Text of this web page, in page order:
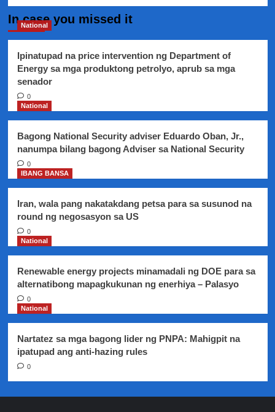
DOH
ng
mga
In case you missed it
National
Ipinatupad na price intervention ng Department of
Energy sa mga produktong petrolyo, aprub sa mga
senador
0
National
Bagong National Security adviser Eduardo Oban, Jr.,
nanumpa bilang bagong Adviser sa National Security
0
IBANG BANSA
Iran, wala pang nakatakdang petsa para sa susunod na
round ng negosasyon sa US
0
National
Renewable energy projects minamadali ng DOE para sa
alternatibong mapagkukunan ng enerhiya – Palasyo
0
National
Nartatez sa mga bagong lider ng PNPA: Mahigpit na
ipatupad ang anti-hazing rules
0